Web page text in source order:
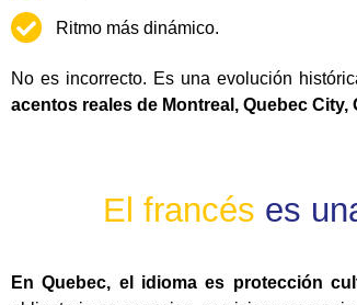
Ritmo más dinámico.
No es incorrecto. Es una evolución
acentos reales de Montreal, Quebec City,
E francés es
En Quebec, el idioma es protección